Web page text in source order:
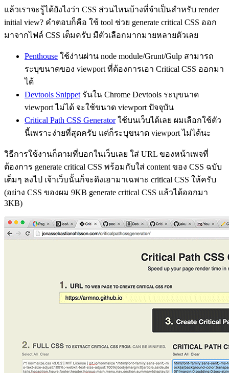
แล้วเราจะรู้ได้ยังไงว่า CSS ส่วนไหนบ้างที่จำเป็นสำหรับ render
initial view? คำตอบก็คือ ใช้ tool ช่วย generate critical CSS ออก
มาจากไฟล์ CSS เต็มครับ มีตัวเลือกมากมายหลายตัวเลย
Penthouse ใช้ง่านผ่าน node module/Grunt/Gulp สามารถ
ระบุขนาดของ viewport ที่ต้องการเอา Critical CSS ออกมา
ได้
Devtools Snippet รันใน Chrome Devtools ระบุขนาด
viewport ไม่ได้ จะใช้ขนาด viewport ปัจจุบัน
Critical Path CSS Generatorใช้บนเว็บได้เลย ผมเลือกใช้ตัว
นี้เพราะง่ายที่สุดครับ แต่ก็ระบุขนาด viewport ไม่ได้นะ
วิธีการใช้งานก็ตามที่บอกในเว็บเลย ใส่ URL ของหน้าเพจที่
ต้องการ generate critical CSS พร้อมกับใส่ content ของ CSS ฉบับ
เต็มๆ ลงไป เจ้าเว็บนั้นก็จะดึงเอามาเฉพาะ critical CSS ให้ครับ
(อย่าง CSS ของผม 9KB generate critical CSS แล้วได้ออกมา
3KB)